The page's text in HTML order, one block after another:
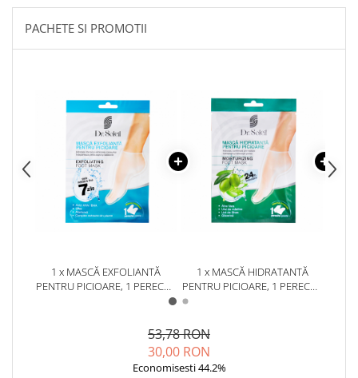
PACHETE SI PROMOTII
1 x MASCĂ EXFOLIANTĂ
PENTRU PICIOARE, 1 PERECHE
1 x MASCĂ HIDRATANTĂ
PENTRU PICIOARE, 1 PERECHE
53,78 RON
30,00 RON
Economisesti 44.2%